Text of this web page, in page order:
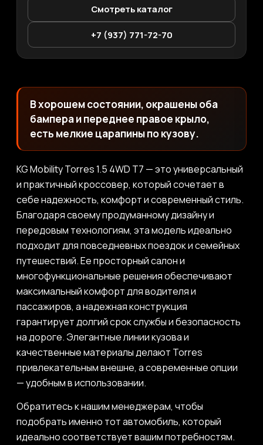
Смотреть каталог
+7 (937) 771-72-70
В хорошем состоянии, окрашены оба
бампера и переднее правое крыло,
есть мелкие царапины по кузову.
KG Mobility Torres 1.5 4WD T7 — это универсальный
и практичный кроссовер, который сочетает в
себе надежность, комфорт и современный стиль.
Благодаря своему продуманному дизайну и
передовым технологиям, эта модель идеально
подходит для повседневных поездок и семейных
путешествий. Ее просторный салон и
многофункциональные решения обеспечивают
максимальный комфорт для водителя и
пассажиров, а надежная конструкция
гарантирует долгий срок службы и безопасность
на дороге. Элегантные линии кузова и
качественные материалы делают Torres
привлекательным внешне, а современные опции
— удобным в использовании.
Обратитесь к нашим менеджерам, чтобы
подобрать именно тот автомобиль, который
идеально соответствует вашим потребностям.